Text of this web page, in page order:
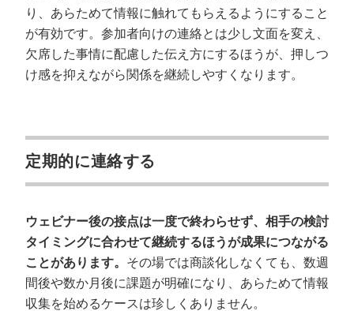
り、あらためて情報に触れてもらえるようにすること
が有効です。参加者向けの連絡とは少し文面を変え、
欠席した事情に配慮した伝え方にするほうが、押しつ
け感を抑えながら関係を継続しやすくなります。
定期的に連絡する
ウェビナー後の接点は一度で終わらせず、相手の検討
タイミングに合わせて継続するほうが成果につながる
ことがあります。 その場では商談化しなくても、数週
間後や数か月後に課題が明確になり、あらためて情報
収集を始めるケースは珍しくありません。